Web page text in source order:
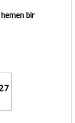
bir